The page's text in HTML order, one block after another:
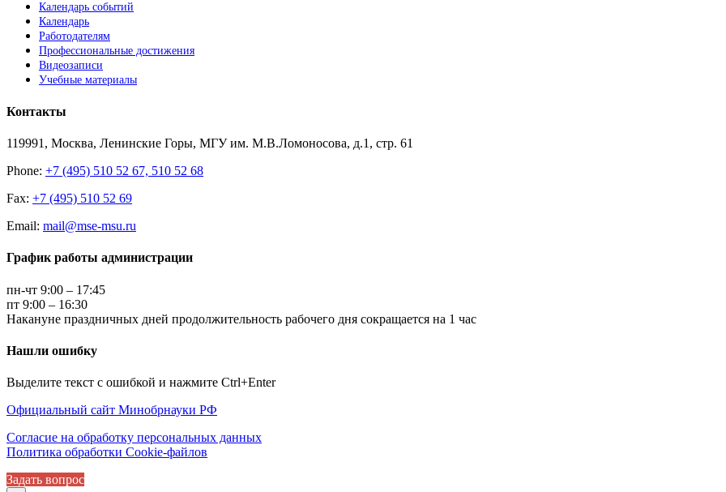
Календарь событий
Календарь
Работодателям
Профессиональные достижения
Видеозаписи
Учебные материалы
Контакты
119991, Москва, Ленинские Горы, МГУ им. М.В.Ломоносова, д.1, стр. 61
Phone: +7 (495) 510 52 67, 510 52 68
Fax: +7 (495) 510 52 69
Email: mail@mse-msu.ru
График работы администрации
пн-чт 9:00 – 17:45
пт 9:00 – 16:30
Накануне праздничных дней продолжительность рабочего дня сокращается на 1 час
Нашли ошибку
Выделите текст с ошибкой и нажмите Ctrl+Enter
Официальный сайт Минобрнауки РФ
Согласие на обработку персональных данных
Политика обработки Cookie-файлов
Задать вопрос